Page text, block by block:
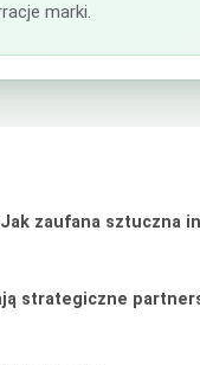
marki.
zaufana
strategiczne